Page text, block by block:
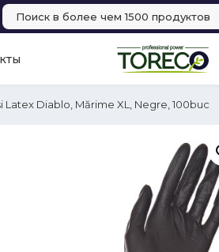
Latex Diablo, Mărime XL, Negre, 100buc